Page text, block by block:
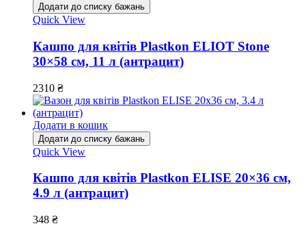
Додати до списку бажань
Quick View
Кашпо для квітів Plastkon ELIOT Stone
30×58 см, 11 л (антрацит)
2310 ₴
Додати в кошик
Додати до списку бажань
Quick View
Кашпо для квітів Plastkon ELISE 20×36 см,
4.9 л (антрацит)
348 ₴